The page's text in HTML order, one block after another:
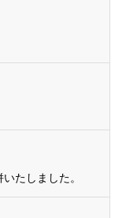
たしました。